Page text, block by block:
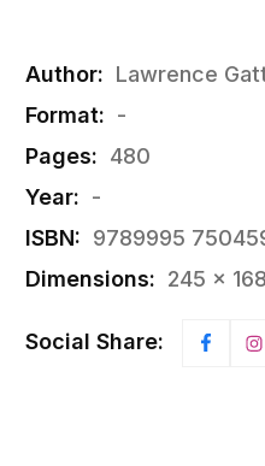
Author: Lawrence
Format: -
Pages: 480
Year: -
ISBN: 9789995
Dimensions: 245 ×
Social Share: